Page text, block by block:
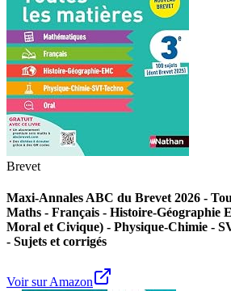
Brevet
Maxi-Annales ABC du Brevet 2026 -
Maths - Français - Histoire-Géographie
Moral et Civique) - Physique-Chimie -
- Sujets et corrigés
Voir sur Amazon